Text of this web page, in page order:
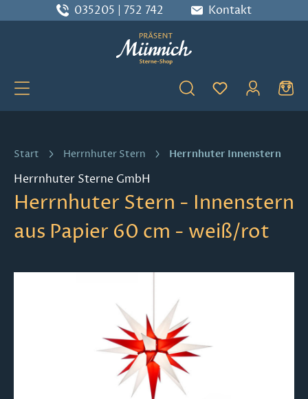
Zum Hauptinhalt springen
035205 | 752 742 Kontakt
Du hast 0
Start Herrnhuter Stern Herrnhuter Innenstern
Herrnhuter Sterne GmbH
Herrnhuter Stern - Innenstern
aus Papier 60 cm - weiß/rot